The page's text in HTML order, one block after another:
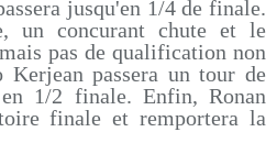
jusqu'en 1/4 de finale.
un concurant chute et le
pas de qualification non
Kerjean passera un tour de
1/2 finale. Enfin, Ronan
finale et remportera la